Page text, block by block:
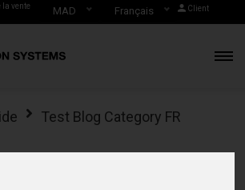
la vente
MAD Français Client
Test Blog Category FR